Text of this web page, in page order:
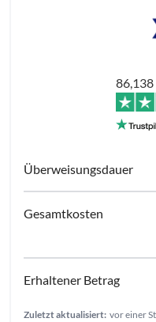
Zuletzt aktualisiert: vor einer